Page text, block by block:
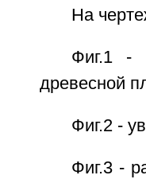
На
Фиг.1 -
древесной
Фиг.2 -
Фиг.3 -